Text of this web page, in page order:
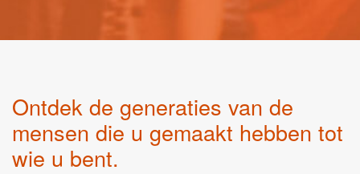
Ontdek de generaties van de
mensen die u gemaakt hebben tot
wie u bent.